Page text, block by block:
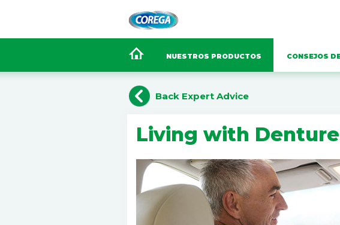
NUESTROS PRODUCTOS CONSEJOS
Back Expert Advice
Living with